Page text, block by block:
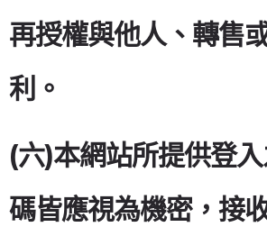
再授權與他人、轉售
利。
(六)本網站所提供登
碼皆應視為機密，接